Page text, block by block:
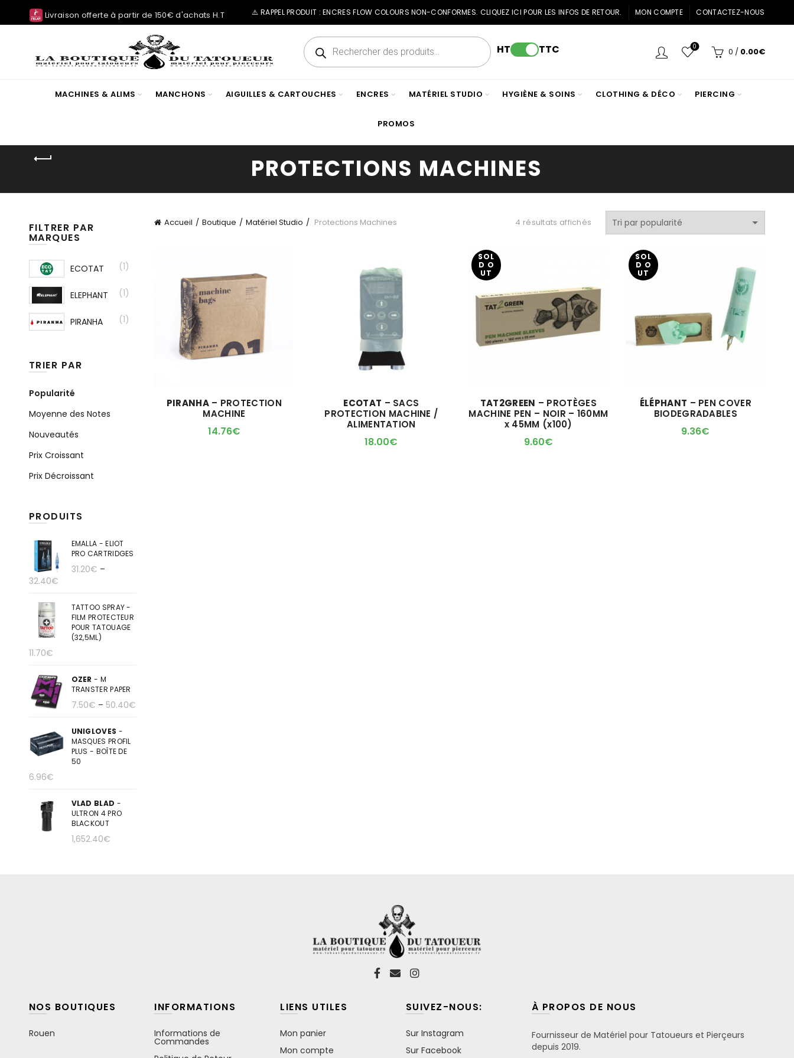
Livraison offerte à partir de 150€ d'achats H.T ⚠️ RAPPEL PRODUIT : ENCRES FLOW COLOURS NON-CONFORMES. CLIQUEZ ICI POUR LES INFOS DE RETOUR. MON COMPTE CONTACTEZ-NOUS
Recherche
de
produits
HT TTC 0 0 / 0.00€
MACHINES & ALIMS MANCHONS AIGUILLES & CARTOUCHES ENCRES MATÉRIEL STUDIO HYGIÈNE & SOINS CLOTHING & DÉCO PIERCING
PROMOS
PROTECTIONS MACHINES
Accueil Boutique Matériel Studio Protections Machines 4 résultats affichés
PIRANHA– PROTECTION
MACHINE
14.76€
ECOTAT – SACS
PROTECTION MACHINE /
ALIMENTATION
18.00€
SOL
D O
UT
TAT2GREEN – PROTÈGES
MACHINE PEN – NOIR – 160MM
x 45MM (x100)
9.60€
SOL
D O
UT
ÉLÉPHANT – PEN COVER
BIODEGRADABLES
9.36€
FILTRER PAR
MARQUES
ECOTAT (1)
ELEPHANT (1)
PIRANHA (1)
TRIER PAR
Popularité
Moyenne des Notes
Nouveautés
Prix Croissant
Prix Décroissant
PRODUITS
EMALLA - ELIOT
PRO CARTRIDGES
31.20€ –
32.40€
TATTOO SPRAY -
FILM PROTECTEUR
POUR TATOUAGE
(32,5ML)
11.70€
OZER - M
TRANSTER PAPER
7.50€ – 50.40€
UNIGLOVES -
MASQUES PROFIL
PLUS - BOÎTE DE
50
6.96€
VLAD BLAD -
ULTRON 4 PRO
BLACKOUT
1,652.40€
NOS BOUTIQUES
Rouen
INFORMATIONS
Informations de
Commandes
LIENS UTILES
Mon panier
Mon compte
SUIVEZ-NOUS:
Sur Instagram
Sur Facebook
À PROPOS DE NOUS
Fournisseur de Matériel pour Tatoueurs et Pierçeurs
depuis 2019.